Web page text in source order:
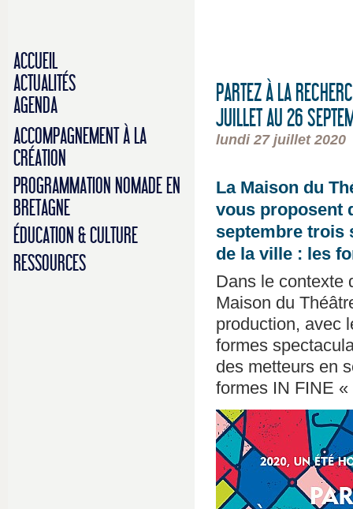
ACCUEIL
ACTUALITÉS
AGENDA
ACCOMPAGNEMENT À LA
CRÉATION
PROGRAMMATION NOMADE EN
BRETAGNE
ÉDUCATION & CULTURE
RESSOURCES
PARTEZ À LA
JUILLET AU 26
lundi 27 juillet 2020
La Maison du
vous proposent
septembre trois
de la ville : les
Dans le contexte
Maison du
production, avec
formes
des metteurs en
formes IN FINE «